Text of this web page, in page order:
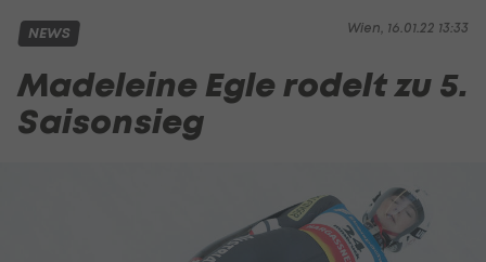
Wien, 16.01.22 13:33
NEWS
Madeleine Egle rodelt zu 5.
Saisonsieg